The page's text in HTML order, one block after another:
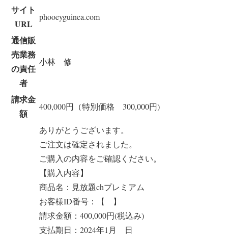
サイト
URL
phooeyguinea.com
通信販
売業務
の責任
者
小林 修
請求金
額
400,000円（特別価格 300,000円)
ありがとうございます。
ご注文は確定されました。
ご購入の内容をご確認ください。
【購入内容】
商品名：見放題chプレミアム
お客様ID番号：【 】
請求金額：400,000円(税込み)
支払期日：2024年1月 日